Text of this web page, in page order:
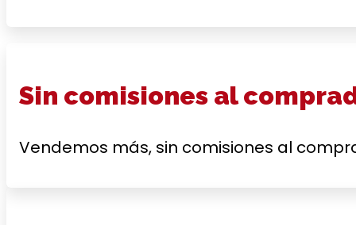
Sin comisiones al
Vendemos más, sin comisiones al